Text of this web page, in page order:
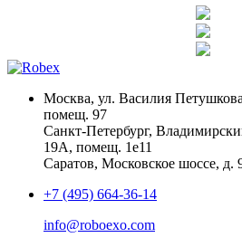
Москва, ул. Василия
помещ. 97
Санкт-Петербург,
19А, помещ. 1е11
Саратов, Московское шоссе, д.
+7 (495) 664-36-14
info@roboexo.com